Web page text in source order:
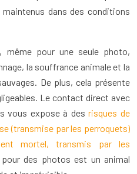
dans des conditions
même pour une seule photo,
la souffrance animale et la
De plus, cela présente
Le contact direct avec
vous expose à desrisques de
(transmise par les perroquets)
mortel, transmis par les
des photos est un animal